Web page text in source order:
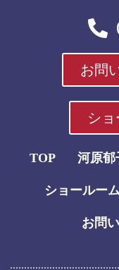
お問
シ
TOP 河原郁
ショールー
お問